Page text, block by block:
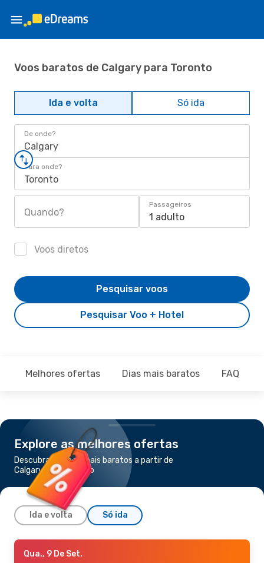
Voos baratos de Calgary para Toronto
Ida e volta Só ida
De onde?
Calgary
Para onde?
Toronto
Quando?
Passageiros
1 adulto
Voos diretos
Pesquisar Voo + Hotel
Pesquisar voos
Melhores ofertas Dias mais baratos FAQ
Explore as melhores ofertas
Descubra os voos mais baratos a partir de
Calgary para Toronto
Ida e volta Só ida
Sex., 11 De Set.
Qua., 9 De Set.